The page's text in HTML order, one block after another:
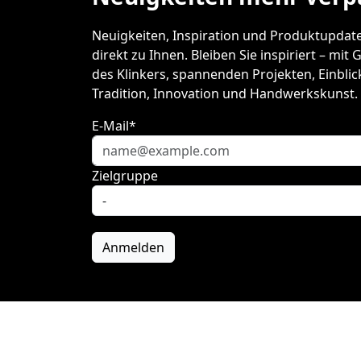
Neuigkeiten, Inspiration und
direkt zu Ihnen. Bleiben Sie inspiriert – mit
des Klinkers, spannenden Projekten,
Tradition, Innovation und Handwerkskunst.
E-Mail*
Zielgruppe
Anmelden